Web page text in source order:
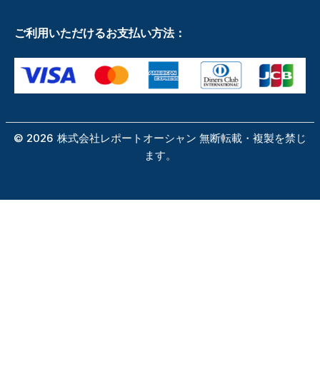
ご利用いただけるお支払い方法：
© 2026 株式会社レポートオーシャン 無断転載・複製を禁じ
ます。